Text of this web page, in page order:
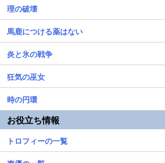
理の破壊
馬鹿につける薬はない
炎と氷の戦争
狂気の巫女
時の円環
お役立ち情報
トロフィーの一覧